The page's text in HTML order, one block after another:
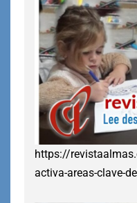
https://
activa-areas-clave-